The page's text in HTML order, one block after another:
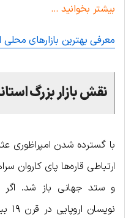
بیشتر بخوانید …
معرفی بهترین بازارهای محلی
نقش بازار بزرگ
با گسترده شدن امپراظوری
ارتباطی قاره‌ها پای کاروان
و ستد جهانی باز شد. اگر